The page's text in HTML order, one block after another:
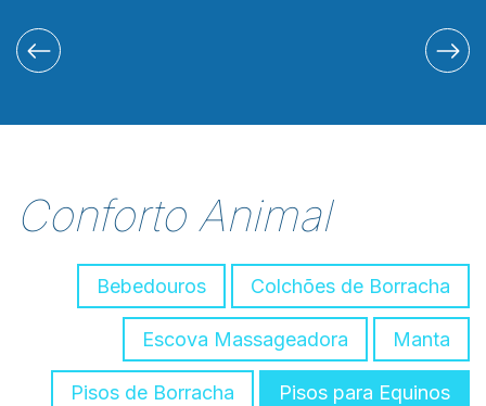
Conforto Animal
Bebedouros Colchões de Borracha
Escova Massageadora Manta
Pisos de Borracha Pisos para Equinos